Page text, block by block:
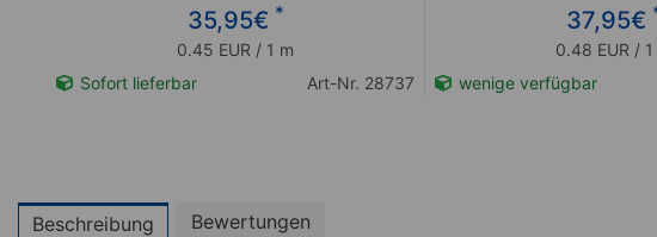
35,95€ *
0.45 EUR / 1 m
Sofort lieferbar
Art-Nr. 28737
37,95€
0.48 EUR / 1
wenige verfügbar
Beschreibung Bewertungen